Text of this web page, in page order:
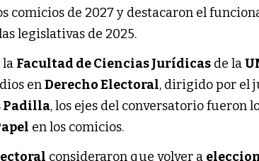
comicios de 2027 y destacaron el
legislativas de 2025.
la Facultad de Ciencias Jurídicas de la
enDerecho Electoral, dirigido por el
Padilla, los ejes del conversatorio fueron
en los comicios.
consideraron que volver a